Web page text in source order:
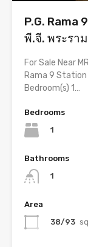
P.G. Rama
พี.จี. พระรา
For Sale Near
Rama 9 Station
Bedroom(s) 1…
Bedrooms
1
Bathrooms
1
Area
38/93